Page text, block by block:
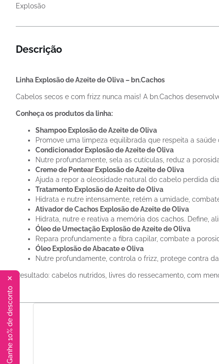
Ganhe 10% de desconto
✕
Explosão
Descrição
Linha Explosão de Azeite de Oliva – bn.Cachos
Cabelos secos e com frizz nunca mais! A bn.Cachos
Conheça os produtos da linha:
Shampoo Explosão de Azeite de Oliva
Promove uma limpeza equilibrada que respeita a
Condicionador Explosão de Azeite de Oliva
Nutre profundamente, sela as cutículas, reduz a
Creme de Pentear Explosão de Azeite de Oliva
Ajuda a repor a oleosidade natural do cabelo perdida
Tratamento Explosão de Azeite de Oliva
Hidrata e nutre intensamente, retém a umidade,
Ativador de Cachos Explosão de Azeite de Oliva
Hidrata, nutre e reativa a memória dos cachos. Define,
Óleo de Umectação Explosão de Azeite de Oliva
Repara profundamente a fibra capilar, combate a
Óleo Explosão de Abacate e Oliva
Nutre profundamente, controla o frizz, protege contra
Resultado: cabelos nutridos, livres do ressecamento, com